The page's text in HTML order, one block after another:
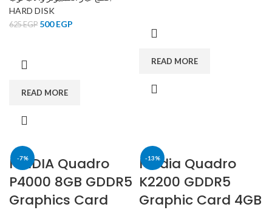
HARD DISK
625EGP 500EGP
READ MORE
READ MORE
-7%
NVIDIA Quadro
P4000 8GB GDDR5
Graphics Card
-13%
Nvidia Quadro
K2200 GDDR5
Graphic Card 4GB